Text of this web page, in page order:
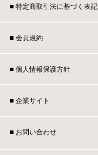
■ 特定商取引法に基づく表記
■ 会員規約
■ 個人情報保護方針
■ 企業サイト
■ お問い合わせ